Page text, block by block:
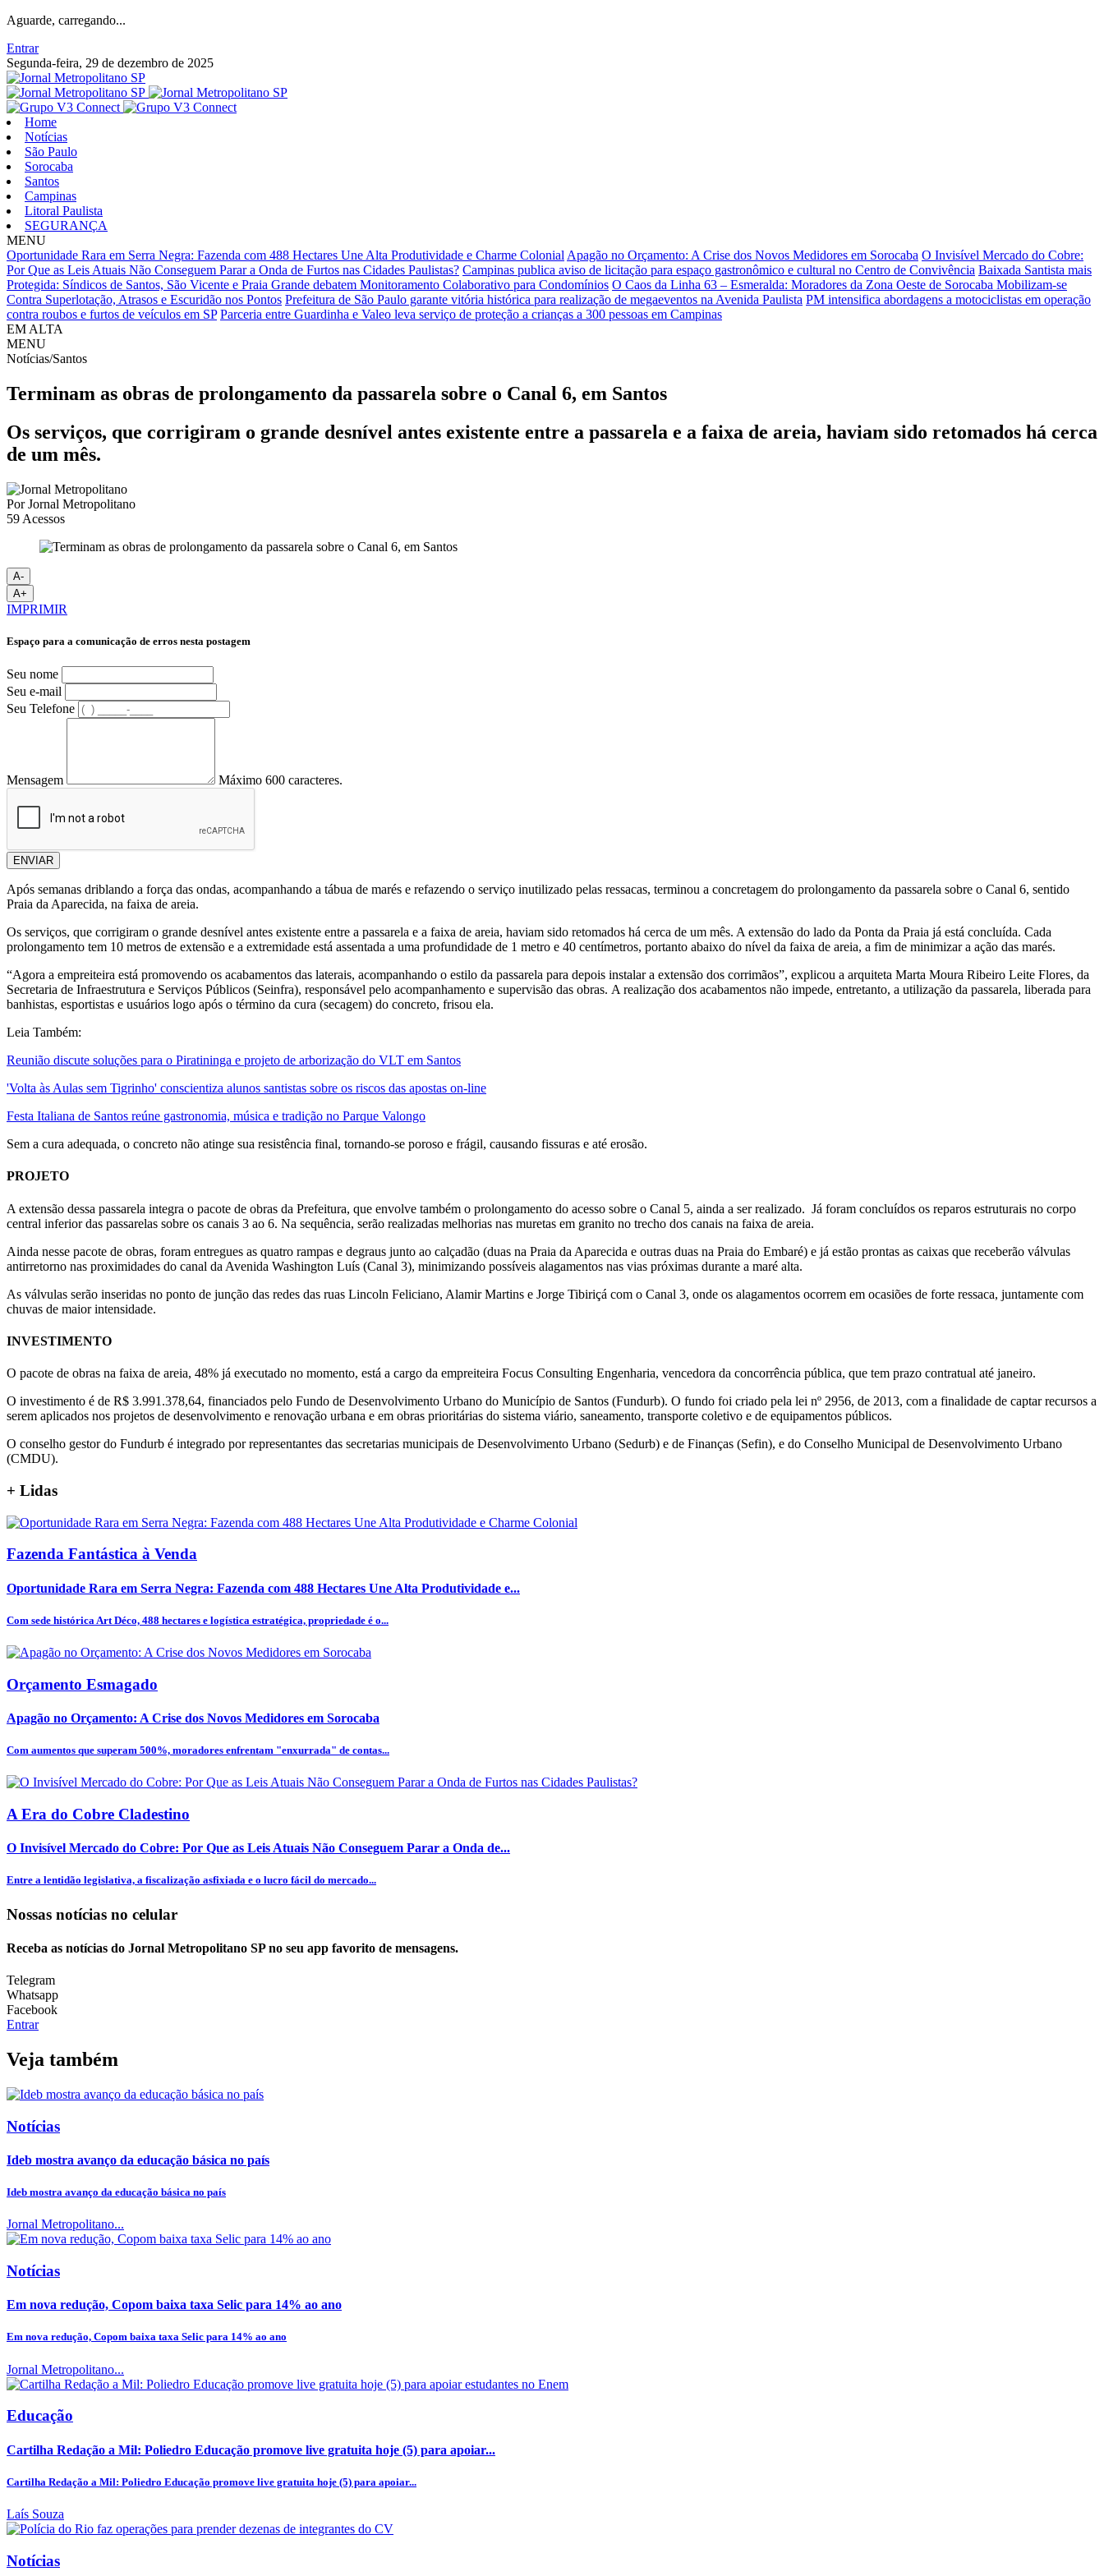
Aguarde, carregando...
Entrar
Segunda-feira, 29 de dezembro de 2025
Home
Notícias
São Paulo
Sorocaba
Santos
Campinas
Litoral Paulista
SEGURANÇA
MENU
Oportunidade Rara em Serra Negra: Fazenda com 488 Hectares Une Alta Produtividade e Charme Colonial Apagão no Orçamento: A Crise dos Novos Medidores em Sorocaba O Invisível Mercado do Cobre:
Por Que as Leis Atuais Não Conseguem Parar a Onda de Furtos nas Cidades Paulistas? Campinas publica aviso de licitação para espaço gastronômico e cultural no Centro de Convivência Baixada Santista mais
Protegida: Síndicos de Santos, São Vicente e Praia Grande debatem Monitoramento Colaborativo para Condomínios O Caos da Linha 63 – Esmeralda: Moradores da Zona Oeste de Sorocaba Mobilizam-se
Contra Superlotação, Atrasos e Escuridão nos Pontos Prefeitura de São Paulo garante vitória histórica para realização de megaeventos na Avenida Paulista PM intensifica abordagens a motociclistas em operação
contra roubos e furtos de veículos em SP Parceria entre Guardinha e Valeo leva serviço de proteção a crianças a 300 pessoas em Campinas
EM ALTA
MENU
Notícias/Santos
Terminam as obras de prolongamento da passarela sobre o Canal 6, em Santos
Os serviços, que corrigiram o grande desnível antes existente entre a passarela e a faixa de areia, haviam sido retomados há cerca
de um mês.
PorJornal Metropolitano
59 Acessos
A-
A+
IMPRIMIR
Espaço para a comunicação de erros nesta postagem
Seu nome
Seu e-mail
Seu Telefone
Mensagem Máximo 600 caracteres.
ENVIAR
Após semanas driblando a força das ondas, acompanhando a tábua de marés e refazendo o serviço inutilizado pelas ressacas, terminou a concretagem do prolongamento da passarela sobre o Canal 6, sentido
Praia da Aparecida, na faixa de areia.
Os serviços, que corrigiram o grande desnível antes existente entre a passarela e a faixa de areia, haviam sido retomados há cerca de um mês. A extensão do lado da Ponta da Praia já está concluída. Cada
prolongamento tem 10 metros de extensão e a extremidade está assentada a uma profundidade de 1 metro e 40 centímetros, portanto abaixo do nível da faixa de areia, a fim de minimizar a ação das marés.
“Agora a empreiteira está promovendo os acabamentos das laterais, acompanhando o estilo da passarela para depois instalar a extensão dos corrimãos”, explicou a arquiteta Marta Moura Ribeiro Leite Flores, da
Secretaria de Infraestrutura e Serviços Públicos (Seinfra), responsável pelo acompanhamento e supervisão das obras. A realização dos acabamentos não impede, entretanto, a utilização da passarela, liberada para
banhistas, esportistas e usuários logo após o término da cura (secagem) do concreto, frisou ela.
Leia Também:
Reunião discute soluções para o Piratininga e projeto de arborização do VLT em Santos
'Volta às Aulas sem Tigrinho' conscientiza alunos santistas sobre os riscos das apostas on-line
Festa Italiana de Santos reúne gastronomia, música e tradição no Parque Valongo
Sem a cura adequada, o concreto não atinge sua resistência final, tornando-se poroso e frágil, causando fissuras e até erosão.
PROJETO
A extensão dessa passarela integra o pacote de obras da Prefeitura, que envolve também o prolongamento do acesso sobre o Canal 5, ainda a ser realizado. Já foram concluídos os reparos estruturais no corpo
central inferior das passarelas sobre os canais 3 ao 6. Na sequência, serão realizadas melhorias nas muretas em granito no trecho dos canais na faixa de areia.
Ainda nesse pacote de obras, foram entregues as quatro rampas e degraus junto ao calçadão (duas na Praia da Aparecida e outras duas na Praia do Embaré) e já estão prontas as caixas que receberão válvulas
antirretorno nas proximidades do canal da Avenida Washington Luís (Canal 3), minimizando possíveis alagamentos nas vias próximas durante a maré alta.
As válvulas serão inseridas no ponto de junção das redes das ruas Lincoln Feliciano, Alamir Martins e Jorge Tibiriçá com o Canal 3, onde os alagamentos ocorrem em ocasiões de forte ressaca, juntamente com
chuvas de maior intensidade.
INVESTIMENTO
O pacote de obras na faixa de areia, 48% já executado no momento, está a cargo da empreiteira Focus Consulting Engenharia, vencedora da concorrência pública, que tem prazo contratual até janeiro.
O investimento é de R$ 3.991.378,64, financiados pelo Fundo de Desenvolvimento Urbano do Município de Santos (Fundurb). O fundo foi criado pela lei nº 2956, de 2013, com a finalidade de captar recursos a
serem aplicados nos projetos de desenvolvimento e renovação urbana e em obras prioritárias do sistema viário, saneamento, transporte coletivo e de equipamentos públicos.
O conselho gestor do Fundurb é integrado por representantes das secretarias municipais de Desenvolvimento Urbano (Sedurb) e de Finanças (Sefin), e do Conselho Municipal de Desenvolvimento Urbano
(CMDU).
+ Lidas
Fazenda Fantástica à Venda
Oportunidade Rara em Serra Negra: Fazenda com 488 Hectares Une Alta Produtividade e...
Com sede histórica Art Déco, 488 hectares e logística estratégica, propriedade é o...
Orçamento Esmagado
Apagão no Orçamento: A Crise dos Novos Medidores em Sorocaba
Com aumentos que superam 500%, moradores enfrentam "enxurrada" de contas...
A Era do Cobre Cladestino
O Invisível Mercado do Cobre: Por Que as Leis Atuais Não Conseguem Parar a Onda de...
Entre a lentidão legislativa, a fiscalização asfixiada e o lucro fácil do mercado...
Nossas notícias no celular
Receba as notícias do Jornal Metropolitano SP no seu app favorito de mensagens.
Telegram
Whatsapp
Facebook
Entrar
Veja também
Notícias
Ideb mostra avanço da educação básica no país
Ideb mostra avanço da educação básica no país
Jornal Metropolitano...
Notícias
Em nova redução, Copom baixa taxa Selic para 14% ao ano
Em nova redução, Copom baixa taxa Selic para 14% ao ano
Jornal Metropolitano...
Educação
Cartilha Redação a Mil: Poliedro Educação promove live gratuita hoje (5) para apoiar...
Cartilha Redação a Mil: Poliedro Educação promove live gratuita hoje (5) para apoiar...
Laís Souza
Notícias